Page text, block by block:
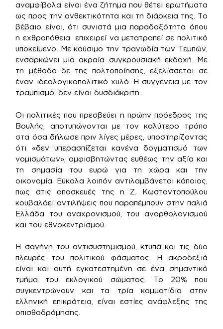
αναμφίβολα είναι ένα ζήτημα που θέτει ερωτήματα
ως προς την ανθεκτικότητα και τη διάρκεια της. Το
βέβαιο είναι, ότι συνιστά μια παραδοξότητα όπου
η εχθροπάθεια επιχειρεί να μετατραπεί σε πολιτικό
υποκείμενο. Με καύσιμο την τραγωδία των Τεμπών,
ενσαρκώνει μια ακραία συγκρουσιακή εκδοχή. Με
τη μέθοδο δε της πολτοποίησης, εξελίσσεται σε
έναν ιδεολογικοπολιτικό χυλό. Η συγγένεια με τον
τραμπισμό, δεν είναι δυσδιάκριτη.
Οι πολιτικές που πρεσβεύει η πρώην πρόεδρος της
Βουλής, αποτυπώνονται με τον καλύτερο τρόπο
στα όσα δήλωσε πριν λίγες μέρες, υποστηρίζοντας
ότι «δεν υπερασπίζεται κανένα δογματισμό των
νομισμάτων», αμφισβητώντας ευθέως την αξία και
τη σημασία του ευρώ για τη χώρα και την
οικονομία. Εύκολα λοιπόν αντιλαμβάνεται κάποιος,
πως στις αποσκευές της η Ζ. Κωσταντοπούλου
κουβαλάει αντιλήψεις που παραπέμπουν στην παλιά
Ελλάδα του αναχρονισμού, του ανορθολογισμού
και του εθνοκεντρισμού.
Η σαγήνη του αντισυστημισμού, κτυπά και τις δύο
πλευρές του πολιτικού φάσματος. Η ακροδεξιά
είναι και αυτή εγκατεστημένη σε ένα σημαντικό
τμήμα του εκλογικού σώματος. Το 20% που
συγκεντρώνουν και τα τρία κομματίδια στην
ελληνική επικράτεια, είναι εστίες ανάφλεξης της
οπισθοδρόμησης.